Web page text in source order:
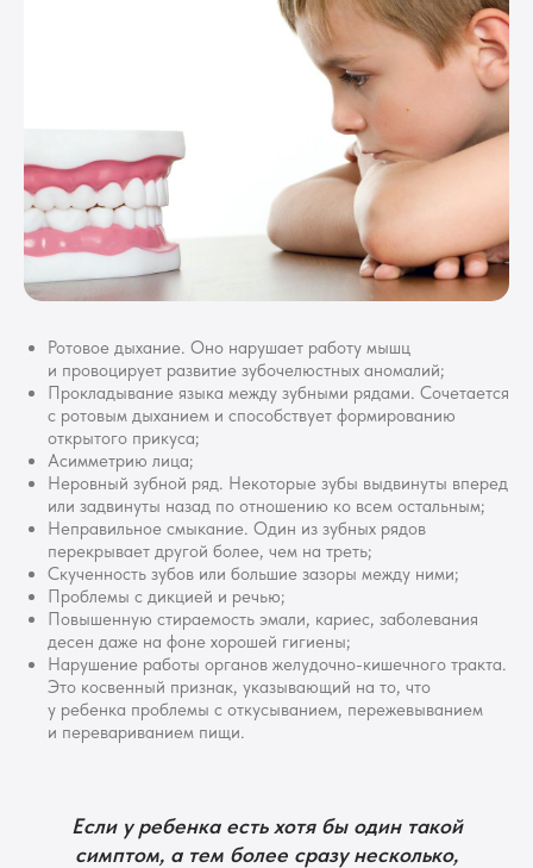
Ротовое дыхание. Оно нарушает работу мышц
и провоцирует развитие зубочелюстных аномалий;
Прокладывание языка между зубными рядами. Сочетается
с ротовым дыханием и способствует формированию
открытого прикуса;
Асимметрию лица;
Неровный зубной ряд. Некоторые зубы выдвинуты вперед
или задвинуты назад по отношению ко всем остальным;
Неправильное смыкание. Один из зубных рядов
перекрывает другой более, чем на треть;
Скученность зубов или большие зазоры между ними;
Проблемы с дикцией и речью;
Повышенную стираемость эмали, кариес, заболевания
десен даже на фоне хорошей гигиены;
Нарушение работы органов желудочно-кишечного тракта.
Это косвенный признак, указывающий на то, что
у ребенка проблемы с откусыванием, пережевыванием
и перевариванием пищи.
Если у ребенка есть хотя бы один такой
симптом, а тем более сразу несколько,
неправильного
прикуса
В зависимости от особенностей
патологии выделяют следующие
разновидности: